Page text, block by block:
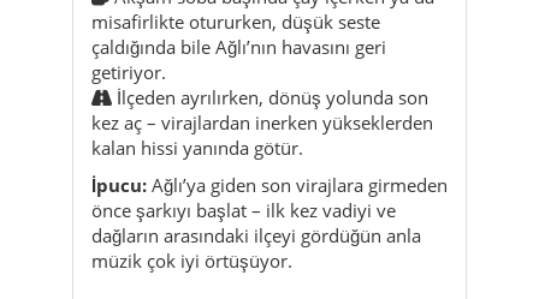
kalan hissi yanında götür.
İpucu:Ağlı’ya giden son virajlara girmeden
önce şarkıyı başlat – ilk kez vadiyi ve
dağların arasındaki ilçeyi gördüğün anla
müzik çok iyi örtüşüyor.